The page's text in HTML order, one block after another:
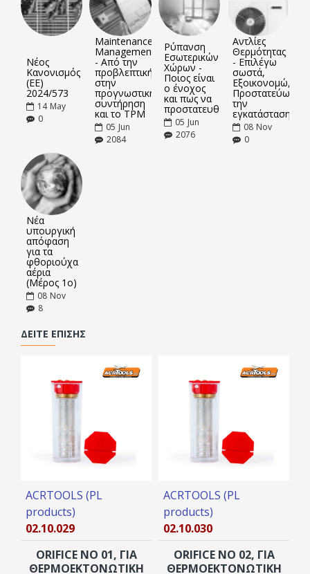
Νέος
Κανονισμός
(ΕΕ)
2024/573
14 May
0
Maintenance
Management
- Από την
προβλεπτική
στην
προγνωστική
συντήρηση
και το TPM
05 Jun
2084
Ρύπανση
Εσωτερικών
Χώρων -
Ποιος είναι
ο ένοχος
και πως να
προστατευθείτε
05 Jun
2076
Αντλίες
Θερμότητας
- Επιλέγω
σωστά,
Εξοικονομώ,
Προστατεύω
την
εγκατάσταση
08 Nov
0
Νέα
υπουργική
απόφαση
για τα
φθοριούχα
αέρια
(Μέρος 1ο)
08 Nov
8
ΔΕΊΤΕ ΕΠΊΣΗΣ
ACRTOOLS (PL
products)
02.10.029
ORIFICE ΝO 01, ΓΙΑ
ΘΕΡΜΟΕΚΤΟΝΩΤΙΚΉ
ACRTOOLS (PL
products)
02.10.030
ORIFICE ΝO 02, ΓΙΑ
ΘΕΡΜΟΕΚΤΟΝΩΤΙΚΉ